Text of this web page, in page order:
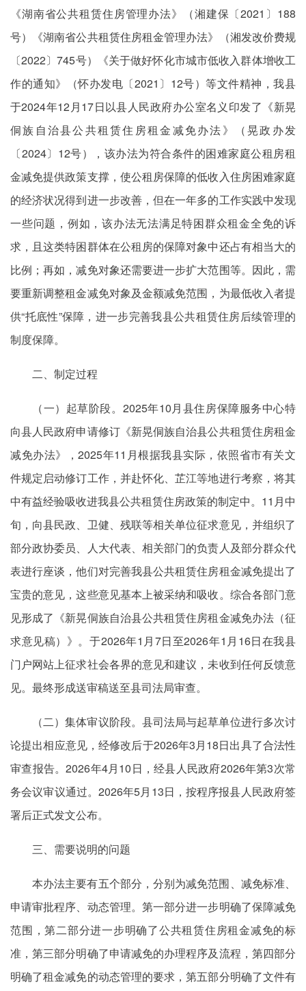
《湖南省公共租赁住房管理办法》（湘建保〔2021〕188
号）《湖南省公共租赁住房租金管理办法》（湘发改价费规
〔2022〕745号）《关于做好怀化市城市低收入群体增收工
作的通知》（怀办发电〔2021〕12号）等文件精神，我县
于2024年12月17日以县人民政府办公室名义印发了《新晃
侗族自治县公共租赁住房租金减免办法》（晃政办发
〔2024〕12号），该办法为符合条件的困难家庭公租房租
金减免提供政策支撑，使公租房保障的低收入住房困难家庭
的经济状况得到进一步改善，但在一年多的工作实践中发现
一些问题，例如，该办法无法满足特困群众租金全免的诉
求，且这类特困群体在公租房的保障对象中还占有相当大的
比例；再如，减免对象还需要进一步扩大范围等。因此，需
要重新调整租金减免对象及金额减免范围，为最低收入者提
供“托底性”保障，进一步完善我县公共租赁住房后续管理的
制度保障。
二、制定过程
（一）起草阶段。2025年10月县住房保障服务中心特
向县人民政府申请修订《新晃侗族自治县公共租赁住房租金
减免办法》，2025年11月根据我县实际，依照省市有关文
件规定启动修订工作，并赴怀化、芷江等地进行考察，将其
中有益经验吸收进我县公共租赁住房政策的制定中。11月中
旬，向县民政、卫健、残联等相关单位征求意见，并组织了
部分政协委员、人大代表、相关部门的负责人及部分群众代
表进行座谈，他们对完善我县公共租赁住房租金减免提出了
宝贵的意见，这些意见基本上被采纳和吸收。综合各部门意
见形成了《新晃侗族自治县公共租赁住房租金减免办法（征
求意见稿）》。于2026年1月7日至2026年1月16日在我县
门户网站上征求社会各界的意见和建议，未收到任何反馈意
见。最终形成送审稿送至县司法局审查。
（二）集体审议阶段。县司法局与起草单位进行多次讨
论提出相应意见，经修改后于2026年3月18日出具了合法性
审查报告。2026年4月10日，经县人民政府2026年第3次常
务会议审议通过。2026年5月13日，按程序报县人民政府签
署后正式发文公布。
三、需要说明的问题
本办法主要有五个部分，分别为减免范围、减免标准、
申请审批程序、动态管理。第一部分进一步明确了保障减免
范围，第二部分进一步明确了公共租赁住房租金减免的标
准，第三部分明确了申请减免的办理程序及流程，第四部分
明确了租金减免的动态管理的要求，第五部分明确了文件有